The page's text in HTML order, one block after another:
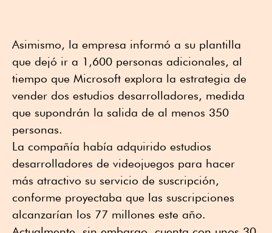
Asimismo, la empresa informó a su plantilla
que dejó ir a 1,600 personas adicionales, al
tiempo que Microsoft explora la estrategia de
vender dos estudios desarrolladores, medida
que supondrán la salida de al menos 350
personas.
La compañía había adquirido estudios
desarrolladores de videojuegos para hacer
más atractivo su servicio de suscripción,
conforme proyectaba que las suscripciones
alcanzarían los 77 millones este año.